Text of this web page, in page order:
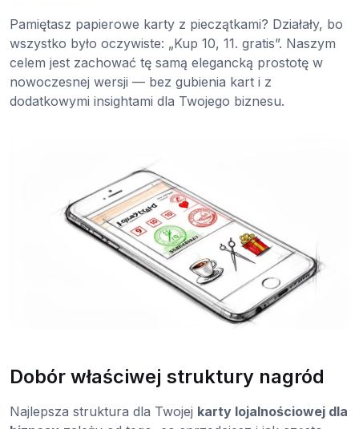
Pamiętasz papierowe karty z pieczątkami? Działały, bo
wszystko było oczywiste: „Kup 10, 11. gratis”. Naszym
celem jest zachować tę samą elegancką prostotę w
nowoczesnej wersji — bez gubienia kart i z
dodatkowymi insightami dla Twojego biznesu.
Dobór właściwej struktury nagród
Najlepsza struktura dla Twojej karty lojalnościowej dla